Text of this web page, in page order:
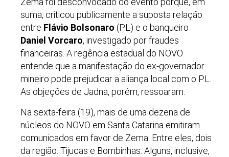
suma, criticou publicamente a suposta relação
entre Flávio Bolsonaro (PL) e o banqueiro
Daniel Vorcaro, investigado por fraudes
financeiras. A regência estadual do NOVO
entende que a manifestação do ex-governador
mineiro pode prejudicar a aliança local com o PL.
As objeções de Jadna, porém, ressoaram.
Na sexta-feira (19), mais de uma dezena de
núcleos do NOVO em Santa Catarina emitiram
comunicados em favor de Zema. Entre eles, dois
da região: Tijucas e Bombinhas. Alguns, inclusive,